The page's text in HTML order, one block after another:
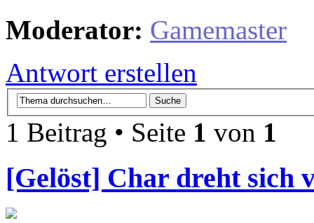
Moderator: Gamemaster
Antwort erstellen
1 Beitrag • Seite 1 von 1
[Gelöst] Char dreht sich